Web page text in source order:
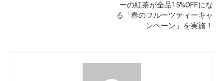
ーの紅茶が全品15%OFFにな
る「春のフルーツティーキャ
ンペーン」を実施！